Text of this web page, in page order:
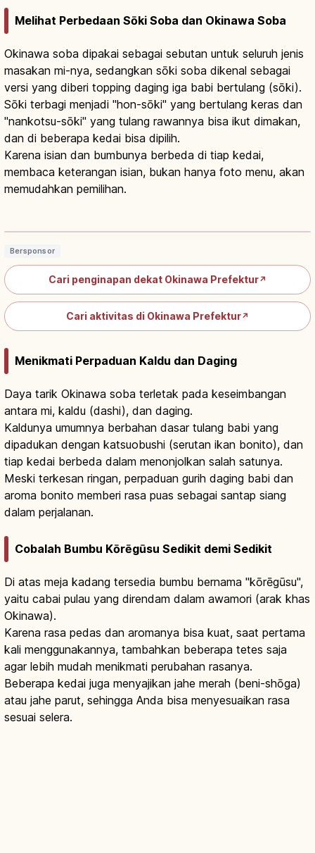
Melihat Perbedaan Sōki Soba dan Okinawa Soba
Okinawa soba dipakai sebagai sebutan untuk seluruh jenis
masakan mi-nya, sedangkan sōki soba dikenal sebagai
versi yang diberi topping daging iga babi bertulang (sōki).
Sōki terbagi menjadi "hon-sōki" yang bertulang keras dan
"nankotsu-sōki" yang tulang rawannya bisa ikut dimakan,
dan di beberapa kedai bisa dipilih.
Karena isian dan bumbunya berbeda di tiap kedai,
membaca keterangan isian, bukan hanya foto menu, akan
memudahkan pemilihan.
Soki Soba Okinawa: Mi, Iga Babi dan
Bersponsor
Cari penginapan dekat Okinawa Prefektur↗
Cari aktivitas di Okinawa Prefektur↗
Menikmati Perpaduan Kaldu dan Daging
Daya tarik Okinawa soba terletak pada keseimbangan
antara mi, kaldu (dashi), dan daging.
Kaldunya umumnya berbahan dasar tulang babi yang
dipadukan dengan katsuobushi (serutan ikan bonito), dan
tiap kedai berbeda dalam menonjolkan salah satunya.
Meski terkesan ringan, perpaduan gurih daging babi dan
aroma bonito memberi rasa puas sebagai santap siang
dalam perjalanan.
Cobalah Bumbu Kōrēgūsu Sedikit demi Sedikit
Di atas meja kadang tersedia bumbu bernama "kōrēgūsu",
yaitu cabai pulau yang direndam dalam awamori (arak khas
Okinawa).
Karena rasa pedas dan aromanya bisa kuat, saat pertama
kali menggunakannya, tambahkan beberapa tetes saja
agar lebih mudah menikmati perubahan rasanya.
Beberapa kedai juga menyajikan jahe merah (beni-shōga)
atau jahe parut, sehingga Anda bisa menyesuaikan rasa
sesuai selera.